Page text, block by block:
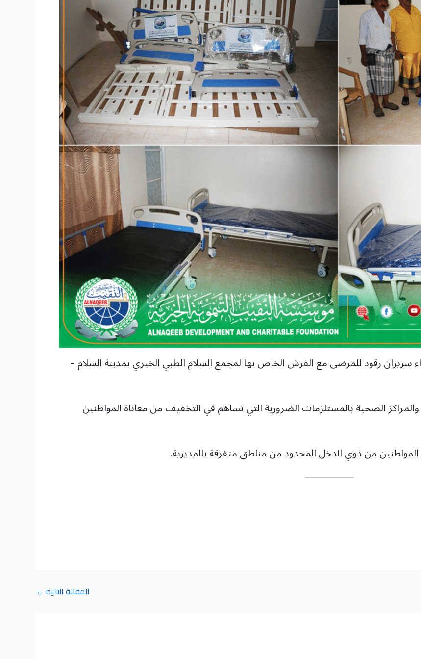
رقود للمرضى مع الفرش الخاص بها لمجمع السلام الطبي الخيري بمدينة السلام –
الصحية بالمستلزمات الضرورية التي تساهم في التخفيف من معاناة المواطنين
منذوي الدخل المحدود من مناطق متفرقة بالمديرية.
المقالة التالية ←